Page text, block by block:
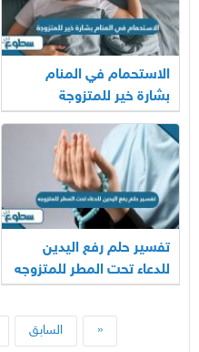
الاستحمام في المنام
بشارة خير للمتزوجة
تفسير حلم رفع اليدين
للدعاء تحت المطر للمتزوجه
« السابق